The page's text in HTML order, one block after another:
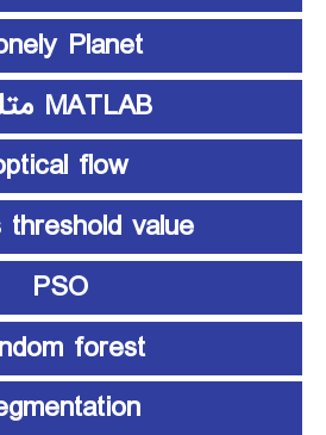
Planet
MATLAB متلب
flow
threshold value
PSO
forest